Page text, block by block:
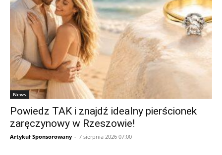
News
Powiedz TAK i znajdź idealny pierścionek
zaręczynowy w Rzeszowie!
Artykuł Sponsorowany - 7 sierpnia 2026 07:00